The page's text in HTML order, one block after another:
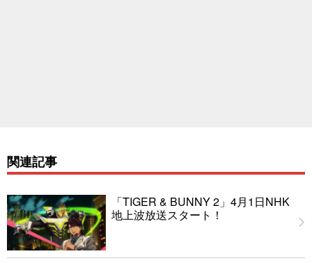
関連記事
「TIGER & BUNNY 2」4月1日NHK
地上波放送スタート！